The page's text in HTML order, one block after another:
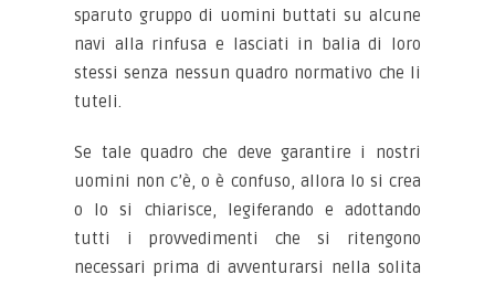
sparuto gruppo di uomini buttati su alcune
navi alla rinfusa e lasciati in balia di loro
stessi senza nessun quadro normativo che li
tuteli.
Se tale quadro che deve garantire i nostri
uomini non c’è, o è confuso, allora lo si crea
o lo si chiarisce, legiferando e adottando
tutti i provvedimenti che si ritengono
necessari prima di avventurarsi nella solita